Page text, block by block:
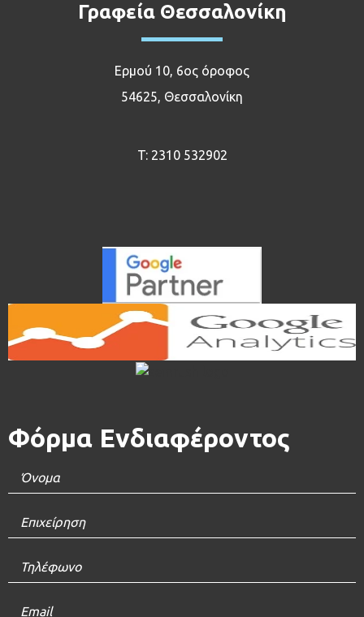
Γραφεία Θεσσαλονίκη
Ερμού 10, 6ος όροφος
54625, Θεσσαλονίκη
T: 2310 532902
Φόρμα Ενδιαφέροντος